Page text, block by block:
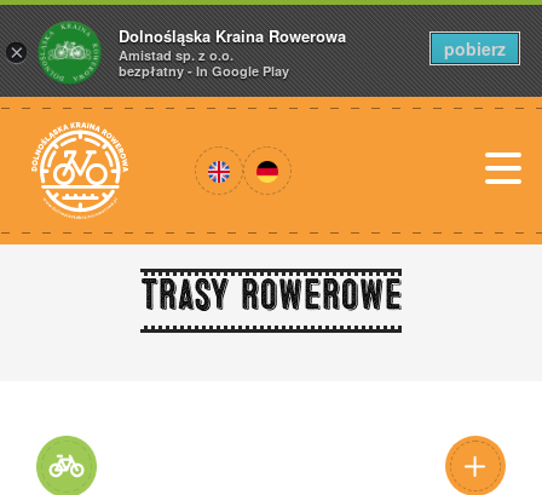
Trasy rowerowe
×
Dolnośląska Kraina Rowerowa
Amistad sp. z o.o.
bezpłatny - In Google Play
pobierz